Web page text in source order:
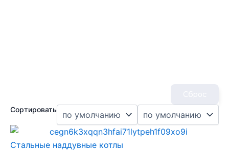
Сортировать
Стальные наддувные котлы